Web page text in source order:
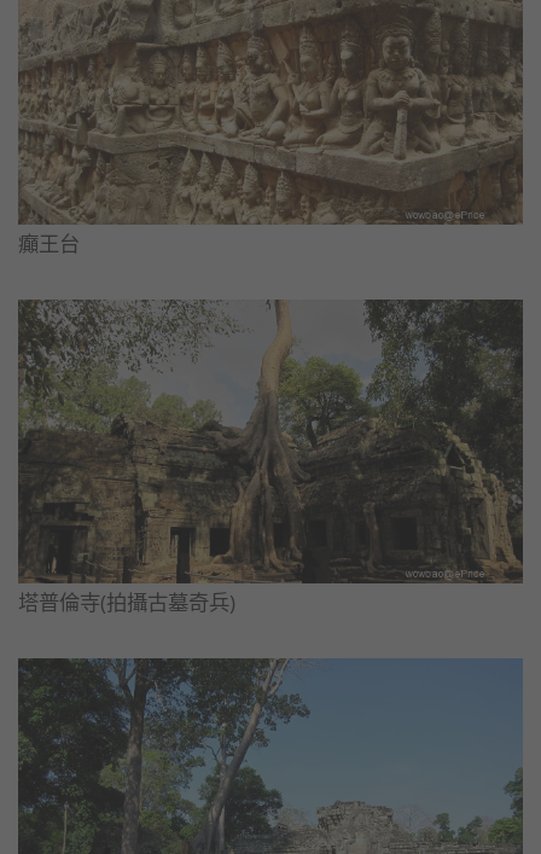
癲王台
塔普倫寺(拍攝古墓奇兵)